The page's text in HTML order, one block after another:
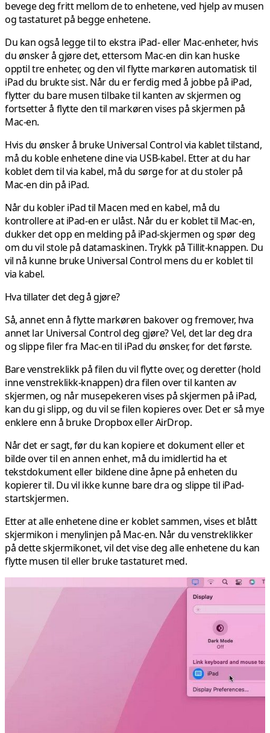
bevege deg fritt mellom de to enhetene, ved hjelp av musen
og tastaturet på begge enhetene.
Du kan også legge til to ekstra iPad- eller Mac-enheter, hvis
du ønsker å gjøre det, ettersom Mac-en din kan huske
opptil tre enheter, og den vil flytte markøren automatisk til
iPad du brukte sist. Når du er ferdig med å jobbe på iPad,
flytter du bare musen tilbake til kanten av skjermen og
fortsetter å flytte den til markøren vises på skjermen på
Mac-en.
Hvis du ønsker å bruke Universal Control via kablet tilstand,
må du koble enhetene dine via USB-kabel. Etter at du har
koblet dem til via kabel, må du sørge for at du stoler på
Mac-en din på iPad.
Når du kobler iPad til Macen med en kabel, må du
kontrollere at iPad-en er ulåst. Når du er koblet til Mac-en,
dukker det opp en melding på iPad-skjermen og spør deg
om du vil stole på datamaskinen. Trykk på Tillit-knappen. Du
vil nå kunne bruke Universal Control mens du er koblet til
via kabel.
Hva tillater det deg å gjøre?
Så, annet enn å flytte markøren bakover og fremover, hva
annet lar Universal Control deg gjøre? Vel, det lar deg dra
og slippe filer fra Mac-en til iPad du ønsker, for det første.
Bare venstreklikk på filen du vil flytte over, og deretter (hold
inne venstreklikk-knappen) dra filen over til kanten av
skjermen, og når musepekeren vises på skjermen på iPad,
kan du gi slipp, og du vil se filen kopieres over. Det er så mye
enklere enn å bruke Dropbox eller AirDrop.
Når det er sagt, før du kan kopiere et dokument eller et
bilde over til en annen enhet, må du imidlertid ha et
tekstdokument eller bildene dine åpne på enheten du
kopierer til. Du vil ikke kunne bare dra og slippe til iPad-
startskjermen.
Etter at alle enhetene dine er koblet sammen, vises et blått
skjermikon i menylinjen på Mac-en. Når du venstreklikker
på dette skjermikonet, vil det vise deg alle enhetene du kan
flytte musen til eller bruke tastaturet med.